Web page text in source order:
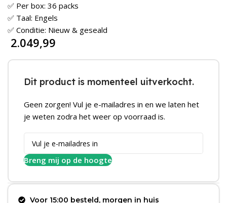
✅ Per box: 36 packs
✅ Taal: Engels
✅ Conditie: Nieuw & geseald
2.049,99
Dit product is momenteel uitverkocht.
Geen zorgen! Vul je e-mailadres in en we laten het
je weten zodra het weer op voorraad is.
Breng mij op de hoogte
Voor 15:00 besteld, morgen in huis